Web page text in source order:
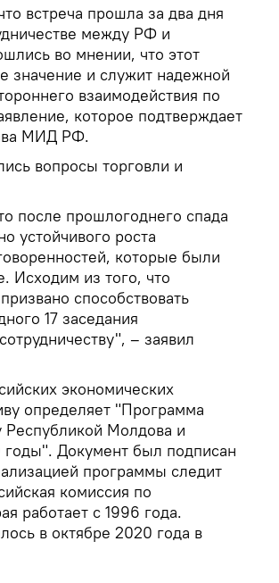
встреча прошла за два дня
между РФ и
во мнении, что этот
значение и служит надежной
взаимодействия по
которое подтверждает
МИД РФ.
вопросы торговли и
после прошлогоднего спада
устойчивого роста
которые были
Исходим из того, что
способствовать
17 заседания
– заявил
экономических
определяет "Программа
Республикой Молдова и
Документ был подписан
программы следит
комиссия по
работает с 1996 года.
в октябре 2020 года в